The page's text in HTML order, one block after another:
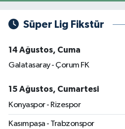
Süper Lig Fikstür
14 Ağustos, Cuma
Galatasaray - Çorum FK
15 Ağustos, Cumartesi
Konyaspor - Rizespor
Kasımpaşa - Trabzonspor